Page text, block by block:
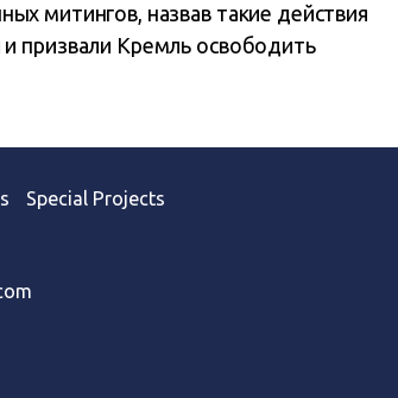
митингов, назвав такие действия
и призвали Кремль освободить
Special Projects